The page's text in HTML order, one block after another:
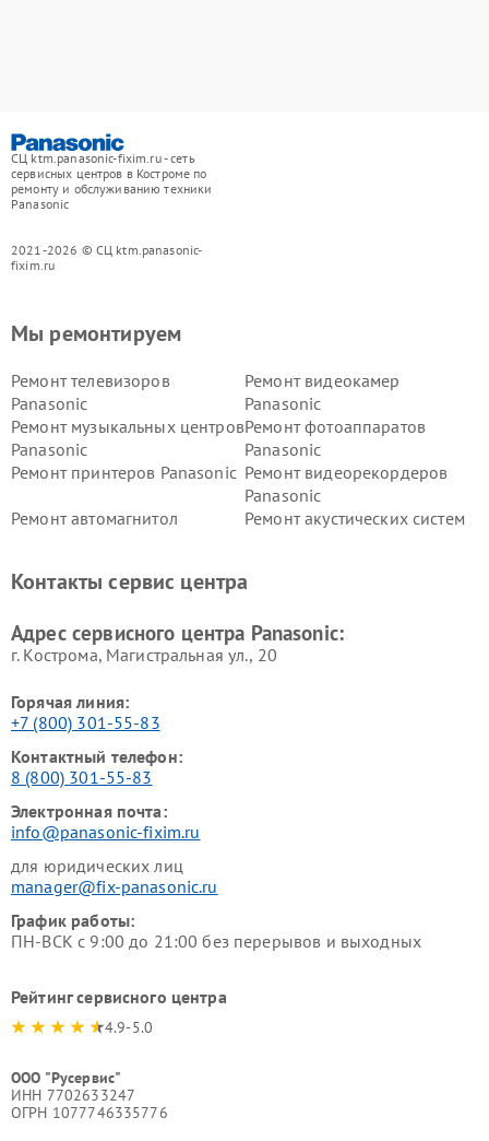
СЦ ktm.panasonic-fixim.ru - сеть
сервисных центров в Костроме по
ремонту и обслуживанию техники
Panasonic
2021-2026 © СЦ ktm.panasonic-
fixim.ru
Мы ремонтируем
Ремонт телевизоров
Panasonic
Ремонт видеокамер
Panasonic
Ремонт музыкальных центров
Panasonic
Ремонт фотоаппаратов
Panasonic
Ремонт принтеров Panasonic Ремонт видеорекордеров
Panasonic
Ремонт автомагнитол
Ремонт акустических систем
панелей Panasonic
Контакты сервис центра
Адрес сервисного центра Panasonic:
г. Кострома, Магистральная ул., 20
Горячая линия:
+7 (800) 301-55-83
Контактный телефон:
8 (800) 301-55-83
Электронная почта:
info@panasonic-fixim.ru
для юридических лиц
manager@fix-panasonic.ru
График работы:
ПН-ВСК с 9:00 до 21:00 без перерывов и выходных
Рейтинг сервисного центра
4.9-5.0
ООО "Русервис"
ИНН 7702633247
ОГРН 1077746335776